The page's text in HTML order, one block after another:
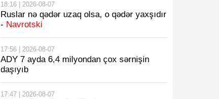
18:16 | 2026-08-07
Ruslar nə qədər uzaq olsa, o qədər yaxşıdır
- Navrotski
17:56 | 2026-08-07
ADY 7 ayda 6,4 milyondan çox sərnişin
daşıyıb
17:47 | 2026-08-07